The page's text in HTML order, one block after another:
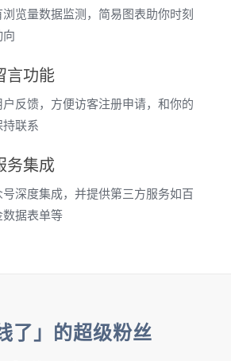
浏览量数据监测，简易图表助你时刻
向
言功能
反馈，方便访客注册申请，和你的
持联系
务集成
深度集成，并提供第三方服务如百
数据表单等
了」的超级粉丝